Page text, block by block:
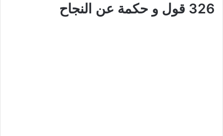
326 قول و حكمة عن النجاح